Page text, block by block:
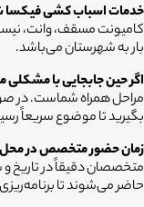
خدمات اسباب کشی
کامیونت مسقف، وانت،
بار به شهرستان می‌باشد.
اگر حین جابجایی با
مراحل همراه شماست. در
بگیرید تا موضوع سریعاً
زمان حضور متخصص در
متخصصان دقیقاً در تاریخ
حاضر می‌شوند تا